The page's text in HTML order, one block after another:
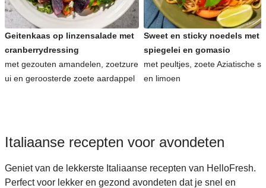
Geitenkaas op linzensalade met
cranberrydressing
met gezouten amandelen, zoetzure
ui en geroosterde zoete aardappel
Sweet en sticky noedels met
spiegelei en gomasio
met peultjes, zoete Aziatische
en limoen
Italiaanse recepten voor avondeten
Geniet van de lekkerste Italiaanse recepten van HelloFresh.
Perfect voor lekker en gezond avondeten dat je snel en